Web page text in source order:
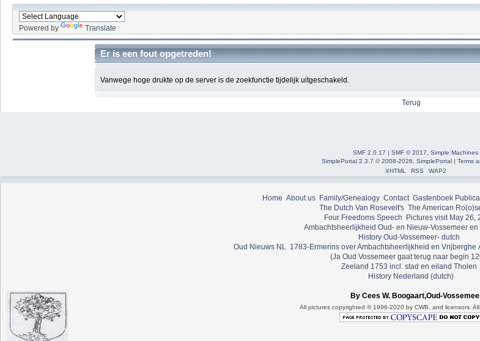
Powered by Translate
Er is een fout opgetreden!
Vanwege hoge drukte op de server is de zoekfunctie tijdelijk uitgeschakeld.
Terug
SMF 2.0.17 | SMF © 2017
Simple Machines
SimplePortal 2.3.7 © 2008-2026, SimplePortal| Terms
XHTML
RSS WAP2
Home About us Family/Genealogy Contact Gastenboek
The Dutch Van Rosevelt's The American
Four Freedoms Speech Pictures visit May 26,
Ambachtsheerlijkheid Oud- en Nieuw-Vossemeer
History Oud-Vossemeer- dutch
Oud Nieuws NL
1783-Ermerins over Ambachtsheerlijkheid en Vrijberghe
(Ja Oud Vossemeer gaat terug naar begin
Zeeland 1753 incl. stad en eiland Tholen
History Nederland (dutch)
By Cees W. Boogaart,Oud-
All pictures copyrighted © 1996-2020 by CWB, and licensors.